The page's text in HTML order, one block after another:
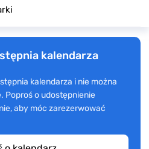
kalendarza
kalendarza i nie można
Poproś o udostępnienie
aby móc zarezerwować